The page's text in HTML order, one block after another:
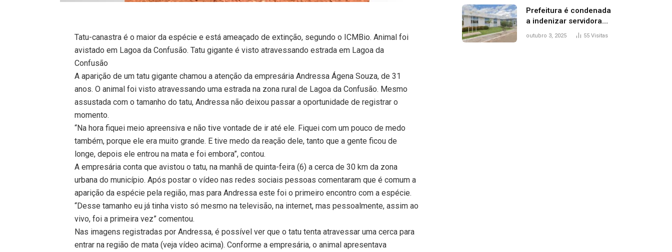
Tatu-canastra é o maior da espécie e está ameaçado de extinção, segundo o ICMBio. Animal foi
avistado em Lagoa da Confusão. Tatu gigante é visto atravessando estrada em Lagoa da
Confusão
A aparição de um tatu gigante chamou a atenção da empresária Andressa Ágena Souza, de 31
anos. O animal foi visto atravessando uma estrada na zona rural de Lagoa da Confusão. Mesmo
assustada com o tamanho do tatu, Andressa não deixou passar a oportunidade de registrar o
momento.
“Na hora fiquei meio apreensiva e não tive vontade de ir até ele. Fiquei com um pouco de medo
também, porque ele era muito grande. E tive medo da reação dele, tanto que a gente ficou de
longe, depois ele entrou na mata e foi embora”, contou.
A empresária conta que avistou o tatu, na manhã de quinta-feira (6) a cerca de 30 km da zona
urbana do município. Após postar o vídeo nas redes sociais pessoas comentaram que é comum a
aparição da espécie pela região, mas para Andressa este foi o primeiro encontro com a espécie.
“Desse tamanho eu já tinha visto só mesmo na televisão, na internet, mas pessoalmente, assim ao
vivo, foi a primeira vez” comentou.
Nas imagens registradas por Andressa, é possível ver que o tatu tenta atravessar uma cerca para
entrar na região de mata (veja vídeo acima). Conforme a empresária, o animal apresentava
Prefeitura é condenada
a indenizar servidora
temporária demitida
outubro 3, 2025 55 Visitas